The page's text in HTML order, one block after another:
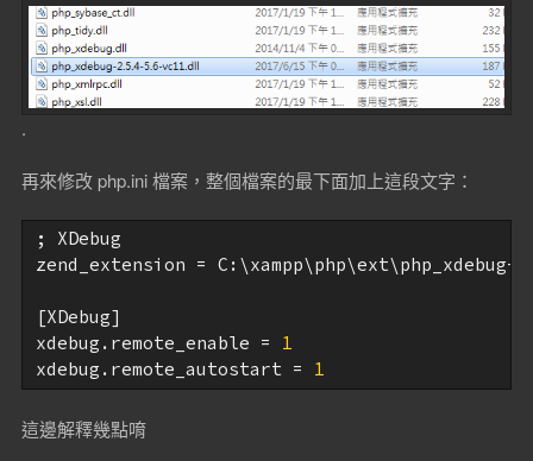
.
再來修改 php.ini 檔案，整個檔案的最下面加上這段文字：
; XDebug
zend_extension = C:\xampp\php\ext\php_xdebug-
[XDebug]
xdebug.remote_enable = 1
xdebug.remote_autostart = 1
這邊解釋幾點唷